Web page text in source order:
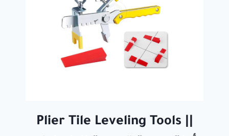
Plier Tile Leveling Tools ||